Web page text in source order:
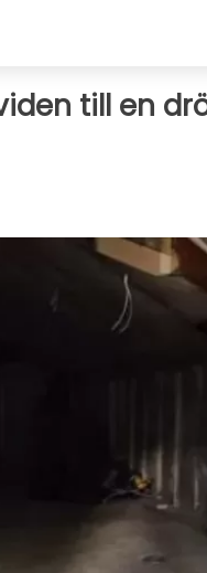
till en